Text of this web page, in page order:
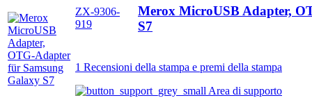
ZX-9306-
919
Merox MicroUSB Adapter,
S7
1 Recensioni della stampa e premi della stampa
Area di supporto